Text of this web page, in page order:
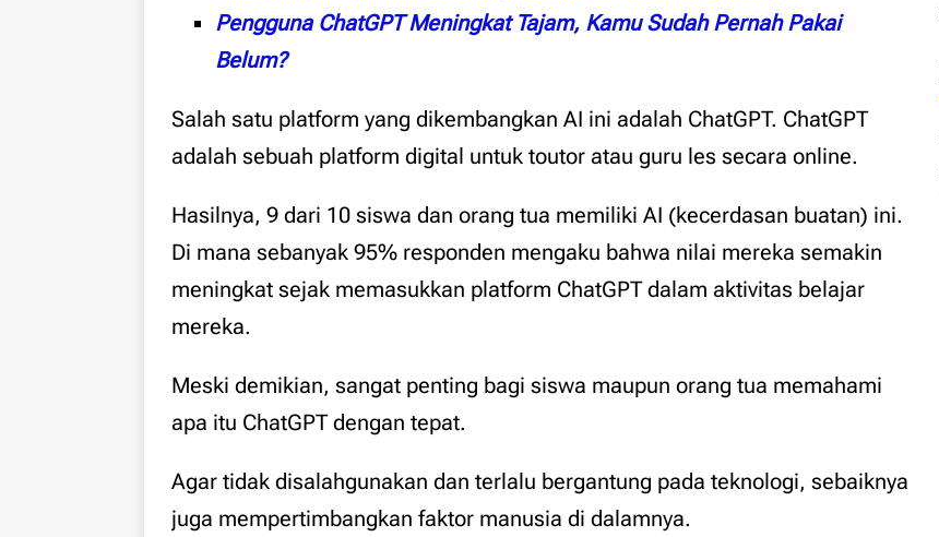
Pengguna ChatGPT Meningkat Tajam, Kamu Sudah Pernah Pakai
Belum?
Salah satu platform yang dikembangkan AI ini adalah ChatGPT. ChatGPT
adalah sebuah platform digital untuk toutor atau guru les secara online.
Hasilnya, 9 dari 10 siswa dan orang tua memiliki AI (kecerdasan buatan) ini.
Di mana sebanyak 95% responden mengaku bahwa nilai mereka semakin
meningkat sejak memasukkan platform ChatGPT dalam aktivitas belajar
mereka.
Meski demikian, sangat penting bagi siswa maupun orang tua memahami
apa itu ChatGPT dengan tepat.
Agar tidak disalahgunakan dan terlalu bergantung pada teknologi, sebaiknya
juga mempertimbangkan faktor manusia di dalamnya.